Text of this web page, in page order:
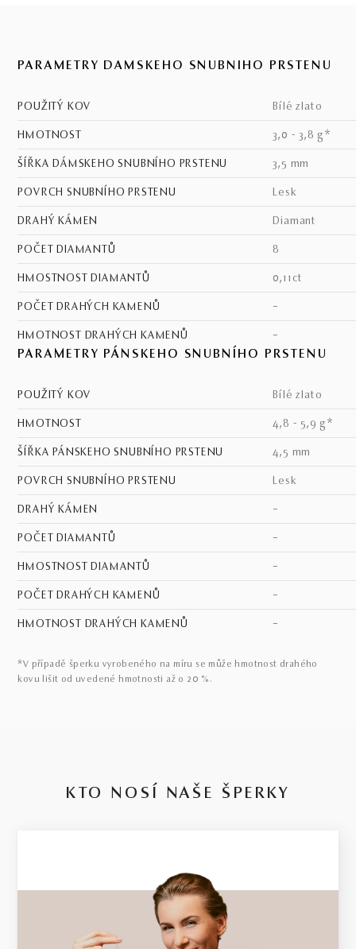
PARAMETRY DÁMSKEHO SNUBNÍHO PRSTENU
POUŽITÝ KOV bílé zlato
HMOTNOST 3,0 - 3,8 g*
ŠÍŘKA DÁMSKEHO SNUBNÍHO PRSTENU 3,5 mm
POVRCH SNUBNÍHO PRSTENU lesk
DRAHÝ KÁMEN Diamant
POČET DIAMANTŮ 8
HMOSTNOST DIAMANTŮ 0,11ct
POČET DRAHÝCH KAMENŮ –
HMOTNOST DRAHÝCH KAMENŮ –
PARAMETRY PÁNSKEHO SNUBNÍHO PRSTENU
POUŽITÝ KOV bílé zlato
HMOTNOST 4,8 - 5,9 g*
ŠÍŘKA PÁNSKEHO SNUBNÍHO PRSTENU 4,5 mm
POVRCH SNUBNÍHO PRSTENU lesk
DRAHÝ KÁMEN –
POČET DIAMANTŮ –
HMOSTNOST DIAMANTŮ –
POČET DRAHÝCH KAMENŮ –
HMOTNOST DRAHÝCH KAMENŮ –
*V případě šperku vyrobeného na míru se může hmotnost drahého
kovu lišit od uvedené hmotnosti až o 20 %.
KTO NOSÍ NAŠE ŠPERKY